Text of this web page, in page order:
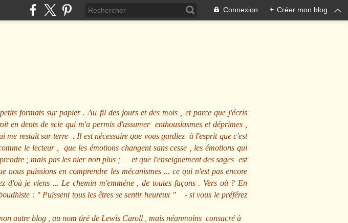
Connexion + Créer mon blog
formats sur papier . Au fil des jours et des mois , et parce que j'écris
dents de scie qui m'a permis d'assumer enthousiasmes et déprimes ,
me restait sur terre . Il est nécessaire que vous gardiez à l'esprit que c'est
le lecteur , que les émotions changent sans cesse , les émotions qui
; mais pas les nier non plus ; et que l'enseignement des sages est
puissions en comprendre les mécanismes ... ce qui n'est pas encore
d'où je viens ... Le chemin m'emméne , de toutes façons . Vers où ? En
: " Puissent tous les êtres se sentir heureux " - si vous le préférez
autre blog , au nom tiré de Lewis Caroll , mais néanmoins consacré à